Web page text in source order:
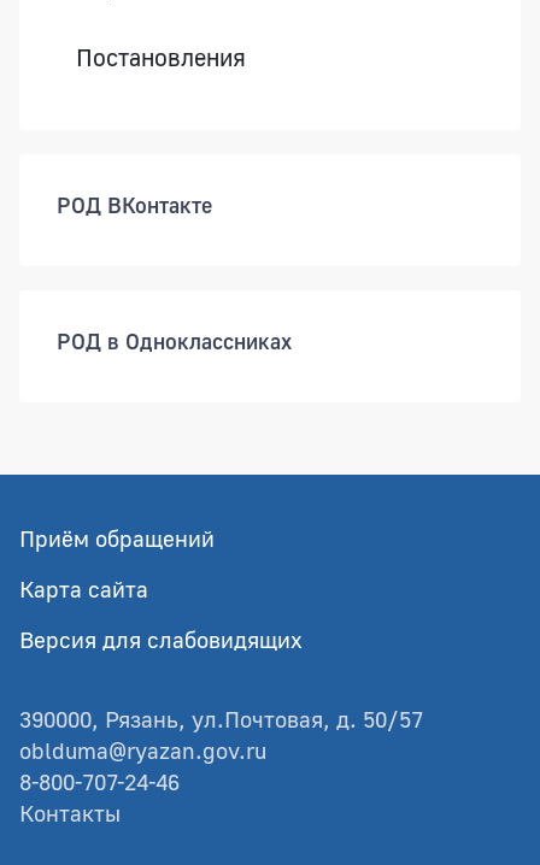
Постановления
РОД ВКонтакте
РОД в Одноклассниках
Приём обращений
Карта сайта
Версия для слабовидящих
390000, Рязань, ул.Почтовая, д. 50/57
oblduma@ryazan.gov.ru
8-800-707-24-46
Контакты